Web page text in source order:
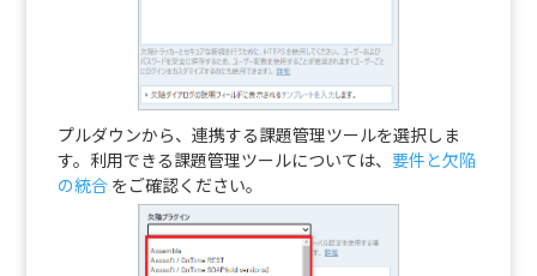
プルダウンから、連携する課題管理ツールを選択しま
す。利用できる課題管理ツールについては、 要件と欠陥
の統合をご確認ください。